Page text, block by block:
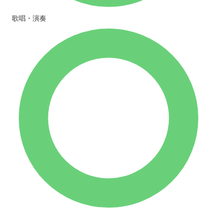
歌唱・演奏